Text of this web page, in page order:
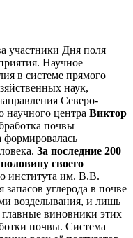
участники Дня поля
Научное
в системе прямого
наук,
Северо-
научного центра Виктор
почвы
формировалась
За последние 200
своего
института им. В.В.
углерода в почве
возделывания, и лишь
виновники этих
почвы. Система